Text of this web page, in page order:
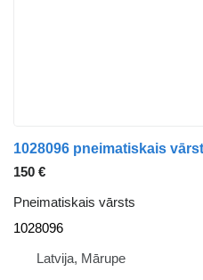
1028096 pneimatiskais
150 €
Pneimatiskais vārsts
1028096
Latvija, Mārupe